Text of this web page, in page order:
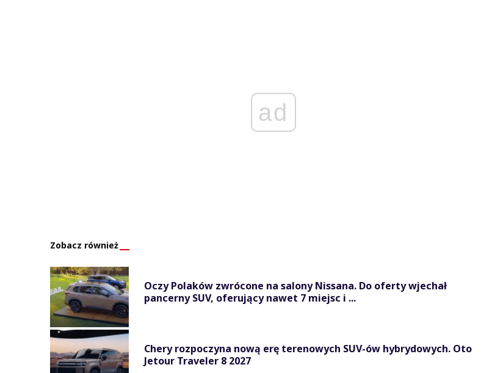
ad
Zobacz również
Oczy Polaków zwrócone na salony Nissana. Do oferty wjechał
pancerny SUV, oferujący nawet 7 miejsc i ...
Chery rozpoczyna nową erę terenowych SUV-ów hybrydowych. Oto
Jetour Traveler 8 2027